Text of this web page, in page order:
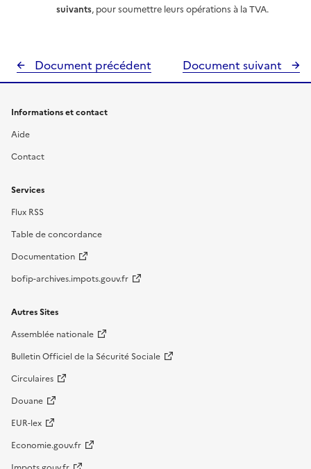
suivants, pour soumettre leurs opérations à la TVA.
Document précédent Document suivant
Informations et contact
Aide
Contact
Services
Flux RSS
Table de concordance
Documentation
bofip-archives.impots.gouv.fr
Autres Sites
Assemblée nationale
Bulletin Officiel de la Sécurité Sociale
Circulaires
Douane
EUR-lex
Economie.gouv.fr